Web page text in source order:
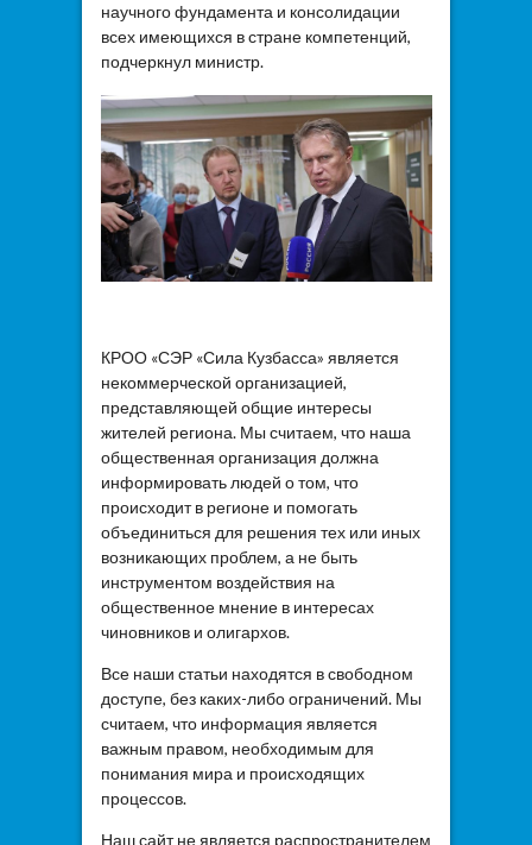
научного фундамента и консолидации
всех имеющихся в стране компетенций,
подчеркнул министр.
КРОО «СЭР «Сила Кузбасса» является
некоммерческой организацией,
представляющей общие интересы
жителей региона. Мы считаем, что наша
общественная организация должна
информировать людей о том, что
происходит в регионе и помогать
объединиться для решения тех или иных
возникающих проблем, а не быть
инструментом воздействия на
общественное мнение в интересах
чиновников и олигархов.
Все наши статьи находятся в свободном
доступе, без каких-либо ограничений. Мы
считаем, что информация является
важным правом, необходимым для
понимания мира и происходящих
процессов.
Наш сайт не является распространителем